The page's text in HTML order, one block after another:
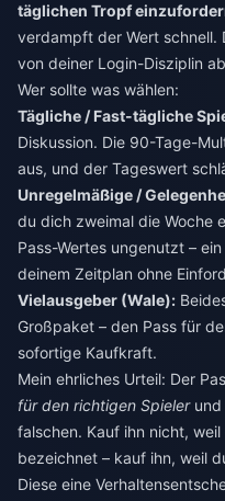
täglichen Tropf
verdampft der Wert
von deiner Login-Disziplin
Wer sollte was wählen:
Tägliche / Fast-tägliche
Diskussion. Die 90-Tage-
aus, und der Tageswert
Unregelmäßige /
du dich zweimal die Woche
Pass-Wertes ungenutzt –
deinem Zeitplan ohne
Vielausgeber (Wale):
Großpaket – den Pass für
sofortige Kaufkraft.
Mein ehrliches Urteil: Der
für den richtigen Spielerund
falschen. Kauf ihn nicht,
bezeichnet – kauf ihn, weil
Diese eine